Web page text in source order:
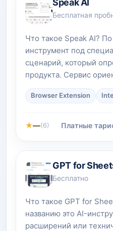
Speak AI
Бесплатная
Что такое Speak AI?
инструмент под
сценарий, который
продукта. Сервис
Browser Extension
★—(6) Платные
GPT for
Бесплатно
Что такое GPT for
названию это AI-
расширений или